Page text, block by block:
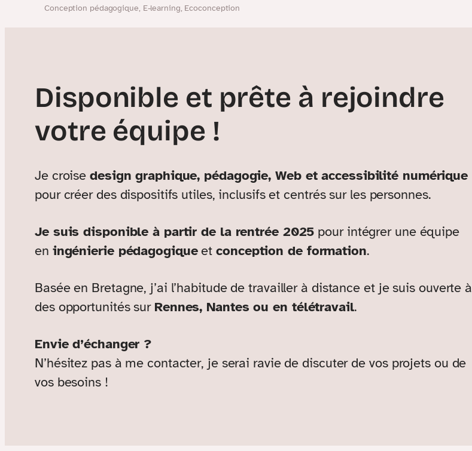
Conception pédagogique, E-learning, Ecoconception
Disponible et prête à rejoindre
votre équipe !
Je croise design graphique, pédagogie, Web et accessibilité numérique
pour créer des dispositifs utiles, inclusifs et centrés sur les personnes.
Je suis disponible à partir de la rentrée 2025 pour intégrer une équipe
en ingénierie pédagogiqueetconception de formation.
Basée en Bretagne, j’ai l’habitude de travailler à distance et je suis ouverte à
des opportunités sur Rennes, Nantes ou en télétravail.
Envie d’échanger ?
N’hésitez pas à me contacter, je serai ravie de discuter de vos projets ou de
vos besoins !